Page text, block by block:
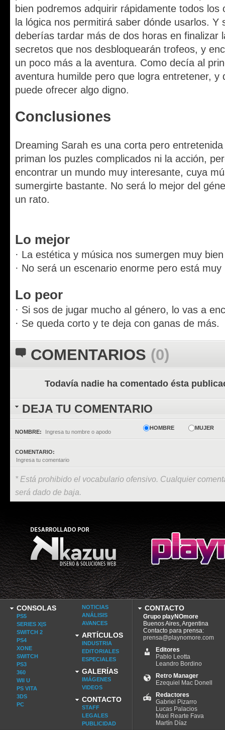
bien podremos adquirir rápidamente todos los
la lógica nos permitirá saber dónde usarlos. Y
deberías tardar más de dos horas en finalizar
secretos que nos desbloquearán trofeos, y
un poco más a la aventura. Como decía al
aventura humilde pero que logra entretener, y
puede ofrecer algo digno.
Conclusiones
Dreaming Sarah es una corta pero
priman los puzles complicados ni la acción,
encontrar un mundo muy interesante, cuya
sumergirte bastante. No será lo mejor del
un rato.
Lo mejor
· La estética y música nos sumergen muy
· No será un escenario enorme pero está muy
Lo peor
· Si sos de jugar mucho al género, lo vas a
· Se queda corto y te deja con ganas de más.
COMENTARIOS (0)
Todavía nadie ha comentado ésta
DEJA TU COMENTARIO
NOMBRE:
HOMBRE MUJER
COMENTARIO:
* Está prohibido el vocabulario ofensivo. Cualquier
será dado de baja.
CONSOLAS
PS5
SERIES X|S
SWITCH 2
PS4
XONE
SWITCH
PS3
360
WII U
PS VITA
3DS
PC
NOTICIAS
ANÁLISIS
AVANCES
ARTÍCULOS
INDUSTRIA
EDITORIALES
ESPECIALES
GALERÍAS
IMÁGENES
VIDEOS
CONTACTO
STAFF
LEGALES
PUBLICIDAD
CONTACTO
Grupo playNOmore
Buenos Aires, Argentina
Contacto para prensa:
prensa@playnomore.com
Editores
Pablo Leotta
Leandro Bordino
Retro Manager
Ezequiel Mac Donell
Redactores
Gabriel Pizarro
Lucas Palacios
Maxi Rearte Fava
Martín Díaz